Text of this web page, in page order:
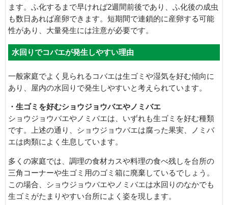
ます。ふ化するまで早ければ2週間前後であり、ふ化後の成虫
も数日あれば産卵できます。短期間で連鎖的に産卵する可能
性があり、大量発生には注意が必要です。
水回りでコバエが発生しやすい理由
一般家庭でよく見られるコバエは生ゴミや湿気を好む傾向に
あり、屋内の水回りで発生しやすいと考えられています。
・生ゴミを好むショウジョウバエやノミバエ
ショウジョウバエやノミバエは、いずれも生ゴミを好む種類
です。上述の通り、ショウジョウバエは腐った果実、ノミバ
エは肉類によく生息しています。
多くの家庭では、調理の食材カスや料理の食べ残しを台所の
三角コーナーや生ゴミ用のゴミ箱に廃棄しているでしょう。
この場合、ショウジョウバエやノミバエは水回りのなかでも
生ゴミがたまりやすい台所によく姿を現します。